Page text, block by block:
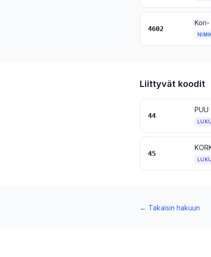
4602
Liittyvät koodit
44
PUU
LUKU
45
LUKU
← Takaisin hakuun